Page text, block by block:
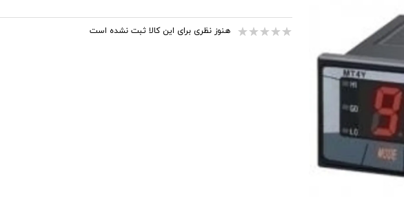
هنوز نظری برای این کالا ثبت نشده است